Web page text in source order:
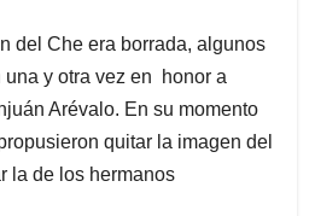
del Che era borrada, algunos
y otra vez en honor a
Arévalo. En su momento
quitar la imagen del
la de los hermanos